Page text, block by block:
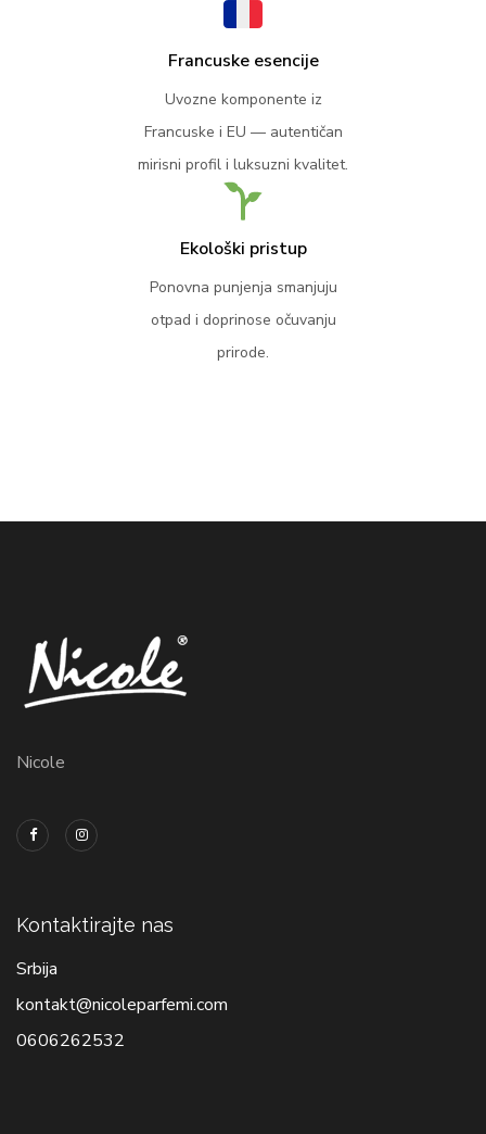
Francuske esencije
Uvozne komponente iz
Francuske i EU — autentičan
mirisni profil i luksuzni kvalitet.
Ekološki pristup
Ponovna punjenja smanjuju
otpad i doprinose očuvanju
prirode.
Nicole
Kontaktirajte nas
Srbija
kontakt@nicoleparfemi.com
0606262532